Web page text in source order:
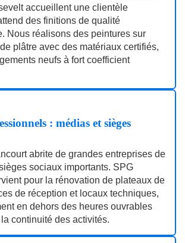
accueillent une clientèle
des finitions de qualité
Nous réalisons des peintures sur
plâtre avec des matériaux certifiés,
neufs à fort coefficient
: médias et sièges
abrite de grandes entreprises de
sociaux importants. SPG
pour la rénovation de plateaux de
de réception et locaux techniques,
en dehors des heures ouvrables
continuité des activités.